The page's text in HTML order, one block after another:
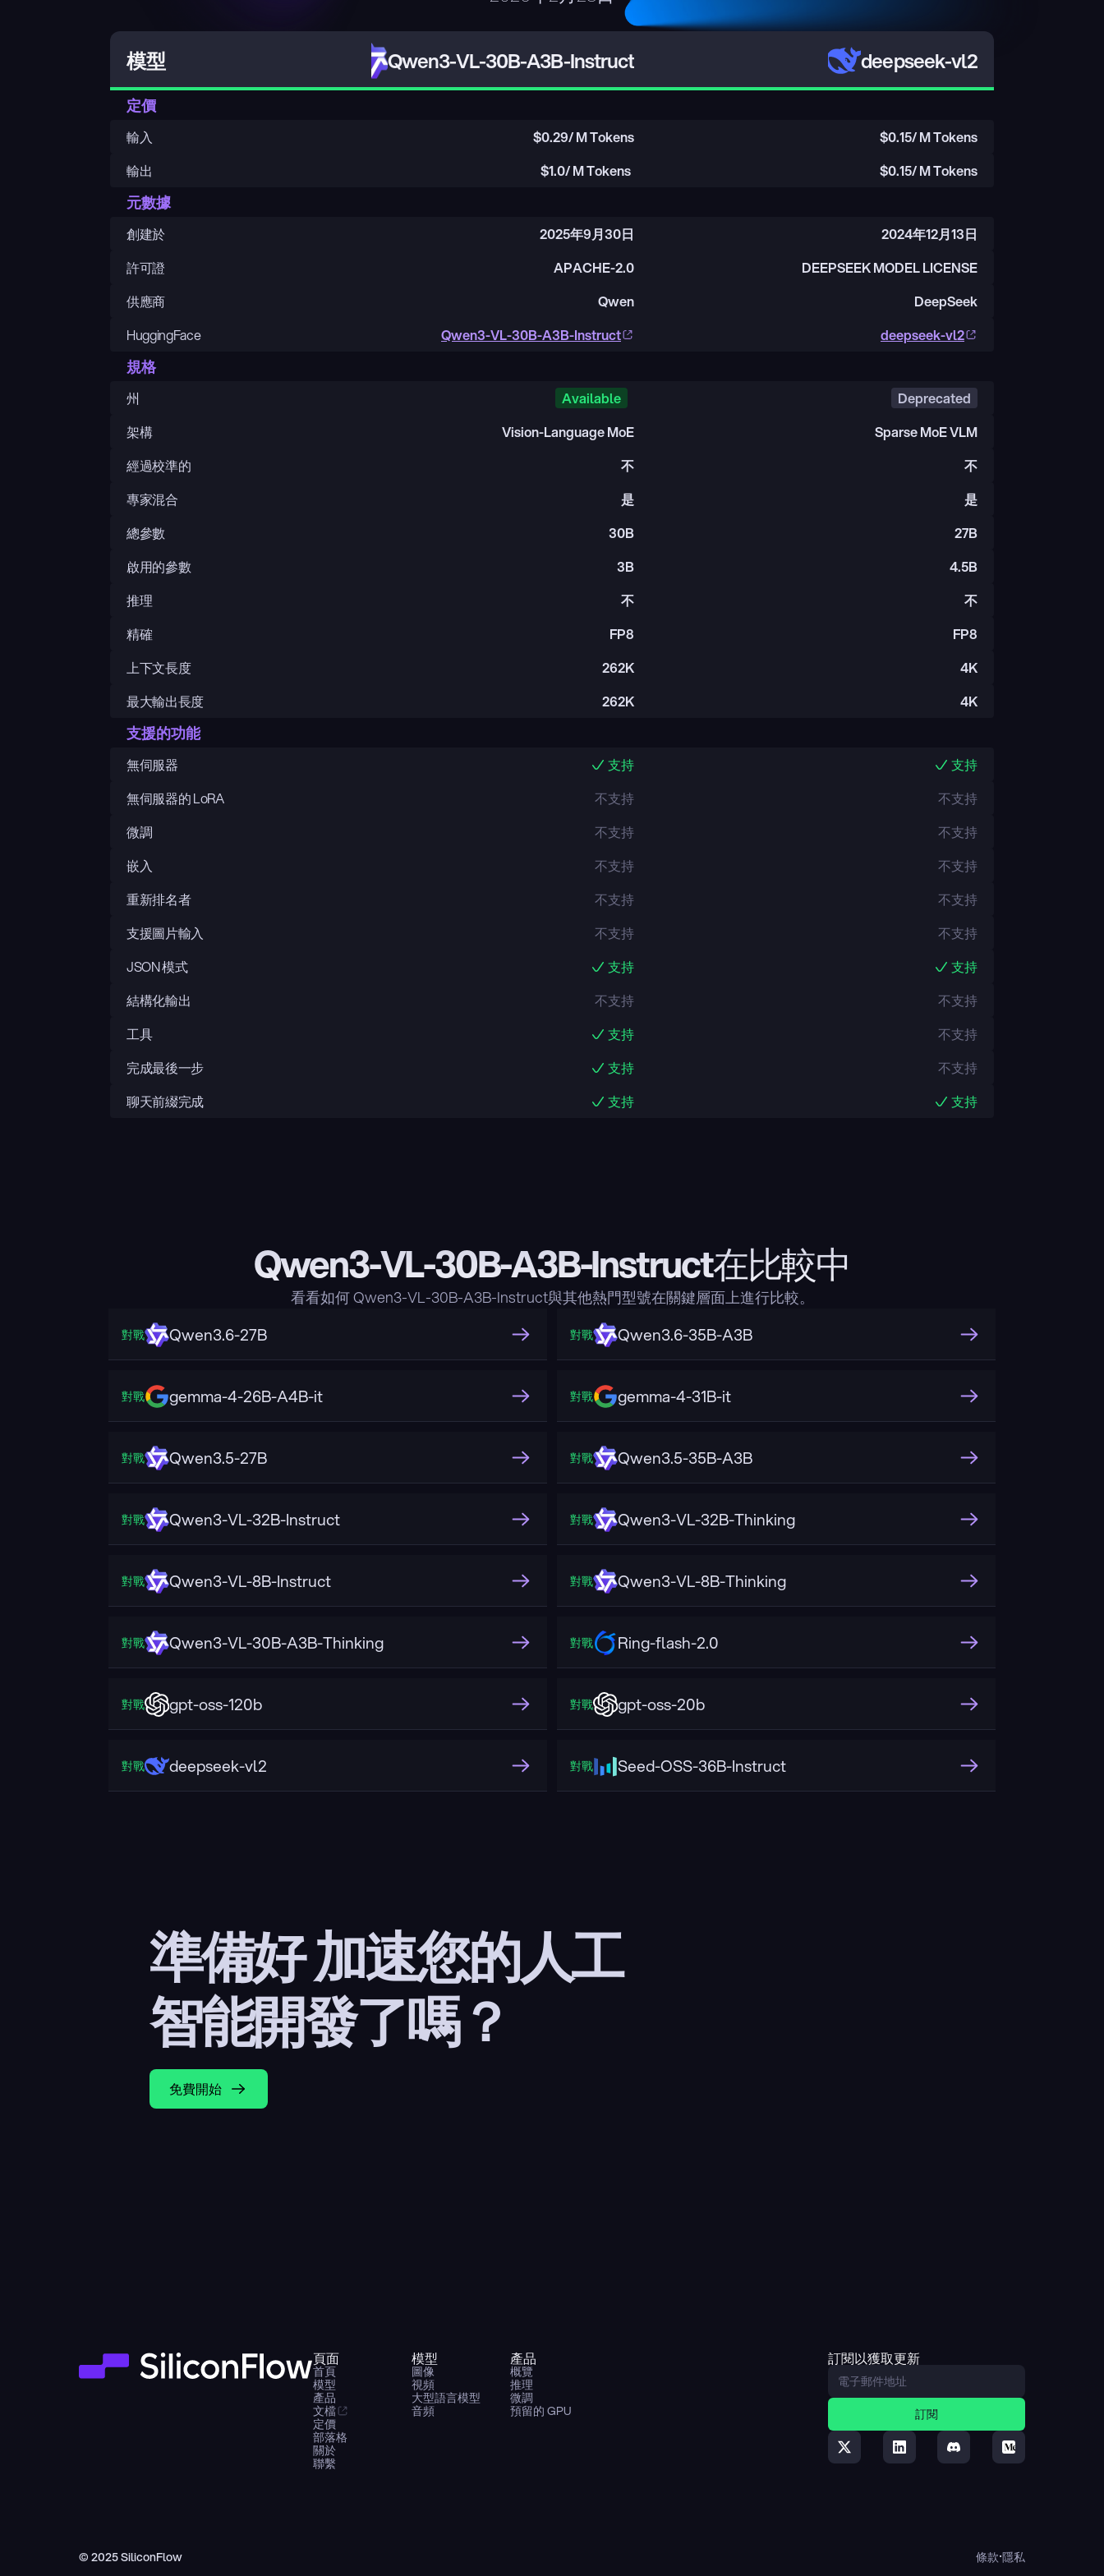
模型 Qwen3-VL-30B-A3B-Instruct deepseek-vl2
定價
輸入 $0.29/ M Tokens $0.15/ M Tokens
輸出
$1.0/ M Tokens $0.15/ M Tokens
元數據
創建於 2025年9月30日
2024年12月13日
許可證
APACHE-2.0
DEEPSEEK MODEL LICENSE
供應商
Qwen
DeepSeek
HuggingFace
Qwen3-VL-30B-A3B-Instruct deepseek-vl2
規格
州 Available
Deprecated
架構
Vision-Language MoE
Sparse MoE VLM
經過校準的
不
不
專家混合
是
是
總參數
30B
27B
啟用的參數
3B
4.5B
推理
不
不
精確
FP8
FP8
上下文長度
262K
4K
最大輸出長度
262K 4K
支援的功能
無伺服器 支持
支持
無伺服器的 LoRA
不支持
不支持
微調
不支持
不支持
嵌入
不支持
不支持
重新排名者
不支持
不支持
支援圖片輸入
不支持
不支持
JSON 模式
支持
支持
結構化輸出
不支持
不支持
工具
支持
不支持
完成最後一步
支持
不支持
聊天前綴完成
支持 支持
Qwen3-VL-30B-A3B-Instruct在比較中
看看如何 Qwen3-VL-30B-A3B-Instruct與其他熱門型號在關鍵層面上進行比較。
對戰 Qwen3.6-27B 對戰 Qwen3.6-35B-A3B
對戰 gemma-4-26B-A4B-it 對戰 gemma-4-31B-it
對戰 Qwen3.5-27B 對戰 Qwen3.5-35B-A3B
對戰 Qwen3-VL-32B-Instruct 對戰 Qwen3-VL-32B-Thinking
對戰 Qwen3-VL-8B-Instruct 對戰 Qwen3-VL-8B-Thinking
對戰 Qwen3-VL-30B-A3B-Thinking 對戰 Ring-flash-2.0
對戰 gpt-oss-120b 對戰 gpt-oss-20b
對戰 deepseek-vl2 對戰 Seed-OSS-36B-Instruct
準備好 加速您的人工
智能開發了嗎？
免費開始
頁面
首頁
模型
產品
文檔
定價
部落格
關於
聯繫
模型
圖像
視頻
大型語言模型
音頻
產品
概覽
推理
微調
預留的 GPU
訂閱以獲取更新
訂閱
© 2025 SiliconFlow 條款·隱私